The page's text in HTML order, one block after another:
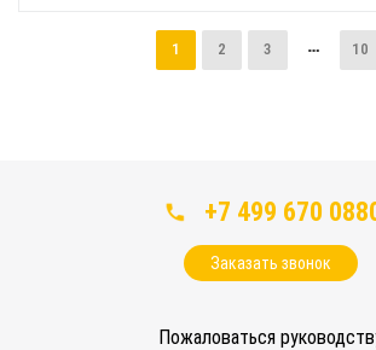
1 2 3 10
+7 499 670
Заказать звонок
Пожаловаться